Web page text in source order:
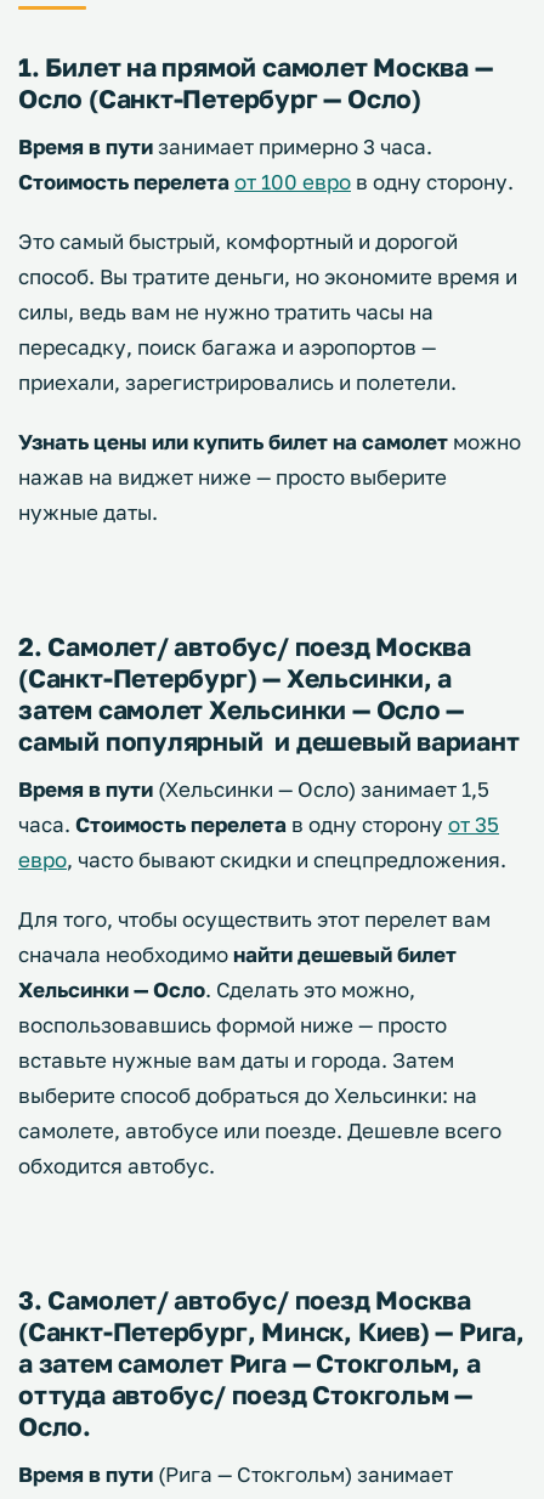
1. Билет на прямой самолет Москва —
Осло (Санкт-Петербург — Осло)
Время в путизанимает примерно 3 часа.
Стоимость перелетаот 100 евро в одну сторону.
Это самый быстрый, комфортный и дорогой
способ. Вы тратите деньги, но экономите время и
силы, ведь вам не нужно тратить часы на
пересадку, поиск багажа и аэропортов —
приехали, зарегистрировались и полетели.
Узнать цены или купить билет на самолет можно
нажав на виджет ниже — просто выберите
нужные даты.
2. Самолет/ автобус/ поезд Москва
(Санкт-Петербург) — Хельсинки, а
затем самолет Хельсинки — Осло —
самый популярный и дешевый вариант
Время в пути (Хельсинки — Осло) занимает 1,5
часа. Стоимость перелета в одну сторону от 35
евро, часто бывают скидки и спецпредложения.
Для того, чтобы осуществить этот перелет вам
сначала необходимонайти дешевый билет
Хельсинки — Осло. Сделать это можно,
воспользовавшись формой ниже — просто
вставьте нужные вам даты и города. Затем
выберите способ добраться до Хельсинки: на
самолете, автобусе или поезде. Дешевле всего
обходится автобус.
3. Самолет/ автобус/ поезд Москва
(Санкт-Петербург, Минск, Киев) — Рига,
а затем самолет Рига — Стокгольм, а
оттуда автобус/ поезд Стокгольм —
Осло.
Время в пути (Рига — Стокгольм) занимает